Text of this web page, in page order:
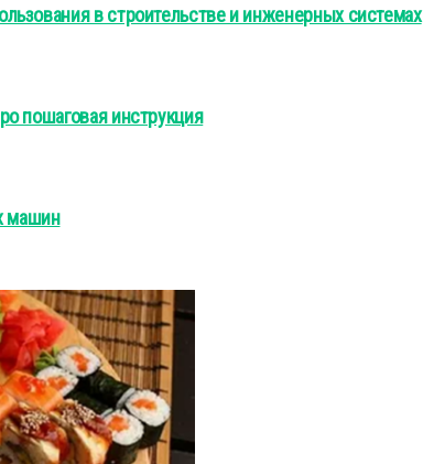
в строительстве и инженерных системах
пошаговая инструкция
машин